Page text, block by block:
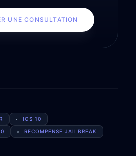
UNE CONSULTATION
IOS 10
RECOMPENSE JAILBREAK